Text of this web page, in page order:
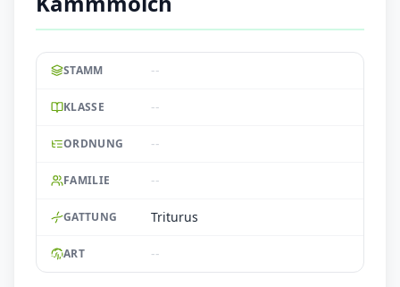
STAMM --
KLASSE --
ORDNUNG --
FAMILIE --
GATTUNG Triturus
ART --